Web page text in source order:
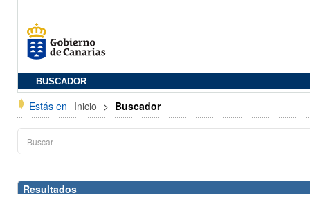
BUSCADOR
Estás en Inicio > Buscador
Resultados